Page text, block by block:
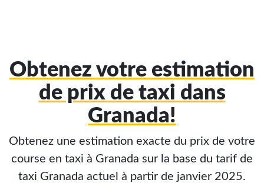
Obtenez votre estimation
de prix de taxi dans
Granada!
Obtenez une estimation exacte du prix de votre
course en taxi à Granada sur la base du tarif de
taxi Granada actuel à partir de janvier 2025.